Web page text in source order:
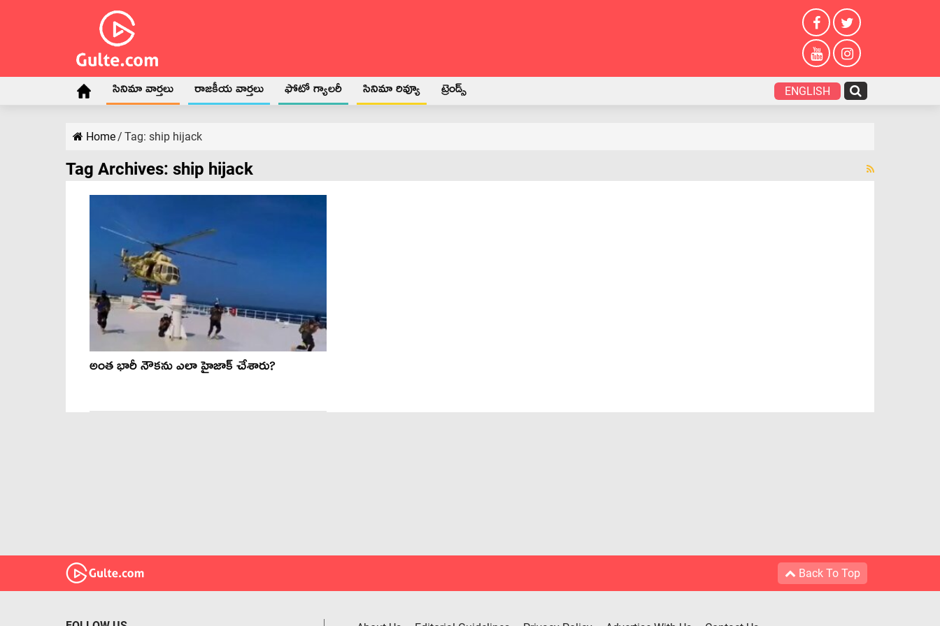
సినిమా వార్తలు రాజకీయ వార్తలు ఫోటో గ్యాలరీ సినిమా రివ్యూ ట్రెండ్స్ ENGLISH
Home/ Tag: ship hijack
Tag Archives: ship hijack
అంత భారీ నౌకను ఎలా హైజాక్ చేశారు?
Back To Top